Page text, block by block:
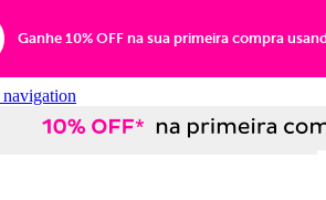
Ganhe 10% OFF na sua primeira compra